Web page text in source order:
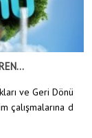
ve Geri Dönü
çalışmalarına d